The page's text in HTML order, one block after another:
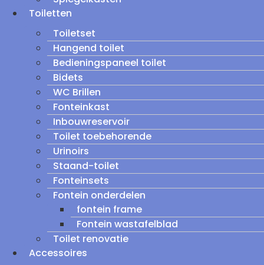
Toiletten
Toiletset
Hangend toilet
Bedieningspaneel toilet
Bidets
WC Brillen
Fonteinkast
Inbouwreservoir
Toilet toebehorende
Urinoirs
Staand-toilet
Fonteinsets
Fontein onderdelen
fontein frame
Fontein wastafelblad
Toilet renovatie
Accessoires